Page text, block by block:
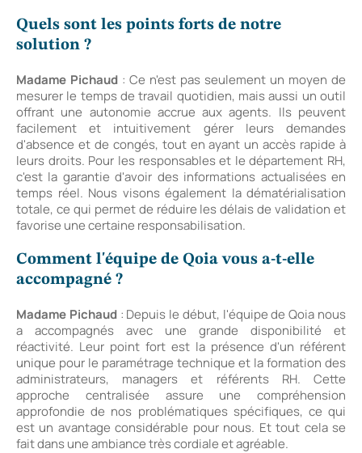
Quels sont les points forts de notre
solution ?
Madame Pichaud : Ce n'est pas seulement un moyen de
mesurer le temps de travail quotidien, mais aussi un outil
offrant une autonomie accrue aux agents. Ils peuvent
facilement et intuitivement gérer leurs demandes
d'absence et de congés, tout en ayant un accès rapide à
leurs droits. Pour les responsables et le département RH,
c'est la garantie d'avoir des informations actualisées en
temps réel. Nous visons également la dématérialisation
totale, ce qui permet de réduire les délais de validation et
favorise une certaine responsabilisation.
Comment l'équipe de Qoia vous a-t-elle
accompagné ?
Madame Pichaud : Depuis le début, l'équipe de Qoia nous
a accompagnés avec une grande disponibilité et
réactivité. Leur point fort est la présence d'un référent
unique pour le paramétrage technique et la formation des
administrateurs, managers et référents RH. Cette
approche centralisée assure une compréhension
approfondie de nos problématiques spécifiques, ce qui
est un avantage considérable pour nous. Et tout cela se
fait dans une ambiance très cordiale et agréable.